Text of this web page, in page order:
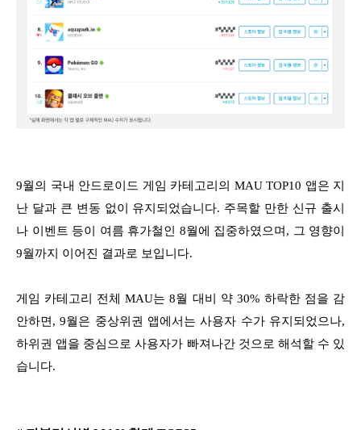
9월의 국내 안드로이드 게임 카테고리의 MAU TOP10 앱은 지
난 달과 큰 변동 없이 유지되었습니다. 주목할 만한 신규 출시
나 이벤트 등이 여름 휴가철인 8월에 집중하였으며, 그 영향이
9월까지 이어진 결과로 보입니다.
게임 카테고리 전체 MAU는 8월 대비 약 30% 하락한 점을 감
안하면, 9월은 중상위권 앱에서는 사용자 수가 유지되었으나,
하위권 앱을 중심으로 사용자가 빠져나간 것으로 해석할 수 있
습니다.